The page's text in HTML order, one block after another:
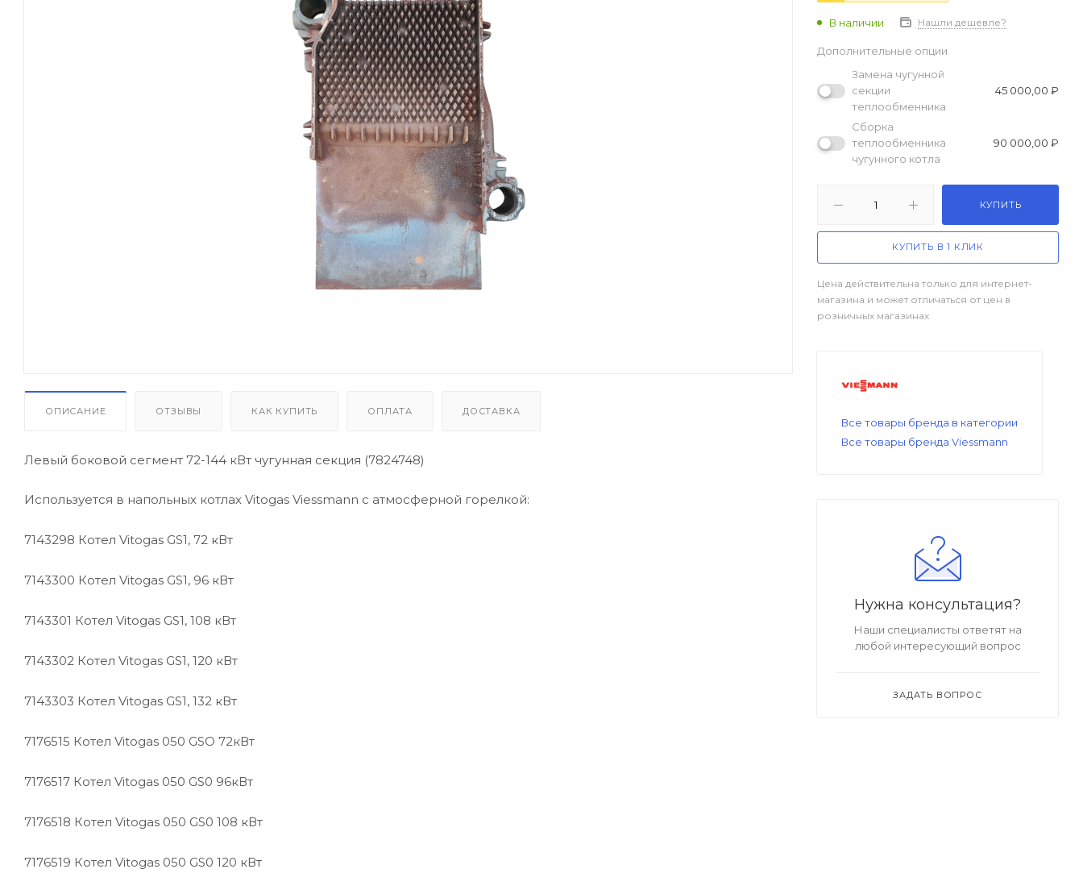
ОПИСАНИЕ ОТЗЫВЫ КАК КУПИТЬ ОПЛАТА ДОСТАВКА
Левый боковой сегмент 72-144 кВт чугунная секция (7824748)
Используется в напольных котлах Vitogas Viessmann с атмосферной горелкой:
7143298 Котел Vitogas GS1, 72 кВт
7143300 Котел Vitogas GS1, 96 кВт
7143301 Котел Vitogas GS1, 108 кВт
7143302 Котел Vitogas GS1, 120 кВт
7143303 Котел Vitogas GS1, 132 кВт
7176515 Котел Vitogas 050 GSO 72кВт
7176517 Котел Vitogas 050 GS0 96кВт
7176518 Котел Vitogas 050 GS0 108 кВт
7176519 Котел Vitogas 050 GS0 120 кВт
В наличии Нашли дешевле?
Дополнительные опции
Замeна чугунной
ceкции
теплoобменника
45 000,00 ₽
Сборка
теплообменника
чугунного котла
90 000,00 ₽
КУПИТЬ
КУПИТЬ В 1 КЛИК
Цена действительна только для интернет-
магазина и может отличаться от цен в
розничных магазинах
Все товары бренда в категории
Все товары бренда Viessmann
Нужна консультация?
Наши специалисты ответят на
любой интересующий вопрос
ЗАДАТЬ ВОПРОС